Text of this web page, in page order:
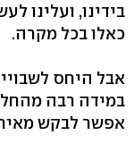
בידינו, ועלינו
כאלו בכל מקרה.
אבל היחס
במידה רבה
אפשר לבקש